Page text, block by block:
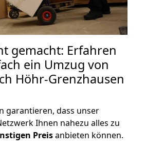
gemacht: Erfahren
ein Umzug von
Höhr-Grenzhausen
garantieren, dass unser
Ihnen nahezu alles zu
Preisanbieten können.